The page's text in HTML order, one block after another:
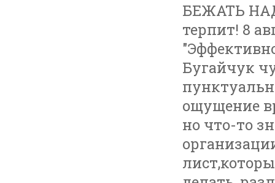
БЕЖАТЬ
терпит! 8
Бугайчук
ощущение
но что-то